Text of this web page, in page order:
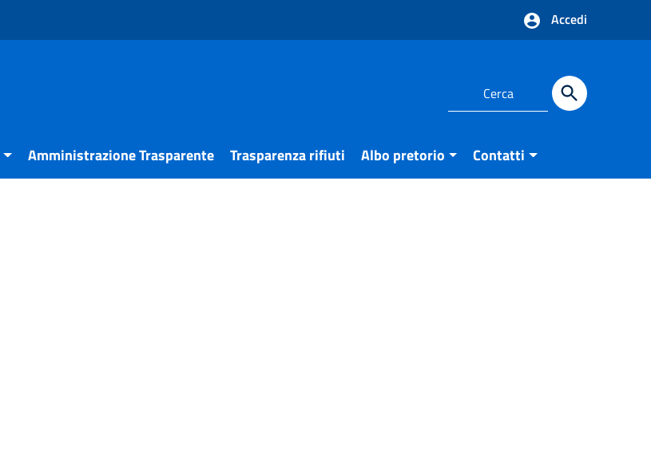
Accedi
Amministrazione Trasparente Trasparenza rifiuti Albo pretorio Contatti